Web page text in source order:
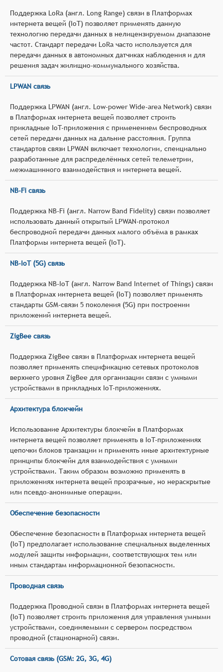
Поддержка LoRa (англ. Long Range) связи в Платформах
интернета вещей (IoT) позволяет применять данную
технологию передачи данных в нелицензируемом диапазоне
частот. Стандарт передачи LoRa часто используется для
передачи данных в автономных датчиках наблюдения и для
решения задач жилищно-коммунального хозяйства.
LPWAN связь
Поддержка LPWAN (англ. Low-power Wide-area Network) связи
в Платформах интернета вещей позволяет строить
прикладные IoT-приложения с применением беспроводных
сетей передачи данных на дальние расстояния. Группа
стандартов связи LPWAN включает технологии, спеициально
разработанные для распределённых сетей телеметрии,
межмашинного взаимодействия и интернета вещей.
NB-Fi связь
Поддержка NB-Fi (англ. Narrow Band Fidelity) связи позволяет
использовать данный открытый LPWAN-протокол
беспроводной передачи данных малого объёма в рамках
Платформы интернета вещей (IoT).
NB-IoT (5G) связь
Поддержка NB-IoT (англ. Narrow Band Internet of Things) связи
в Платформах интернета вещей (IoT) позволяет применять
стандарты GSM-связи 5 поколения (5G) при построении
приложений интернета вещей.
ZigBee связь
Поддержка ZigBee связи в Платформах интернета вещей
позволяет применять спецификацию сетевых протоколов
верхнего уровня ZigBee для организации связи с умными
устройствами в прикладных IoT-приложениях.
Архитектура блокчейн
Использование Архитектуры блокчейн в Платформах
интернета вещей позволяет применять в IoT-приложениях
цепочки блоков транзации и применять иные архитектурные
принципы блокчейн для взаимодействия с умными
устройствами. Таким образом возможно применять в
приложениях интернета вещей прозрачные, но нераскрытые
или псевдо-анонимные операции.
Обеспечение безопасности
Обеспечение безопасности в Платформах интернета вещей
(IoT) предполагает использование специальных выделенных
модулей защиты информации, соответствующих тем или
иным стандартам информационной безопасности.
Проводная связь
Поддержка Проводной связи в Платформах интернета вещей
(IoT) позволяет строить приложения для управления умными
устройствами, соединяемыми с сервером посредством
проводной (стационарной) связи.
Сотовая связь (GSM: 2G, 3G, 4G)